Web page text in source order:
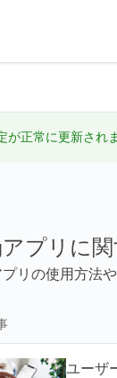
が正常に更新‍され
プリに
リの使用方法
ユーザ